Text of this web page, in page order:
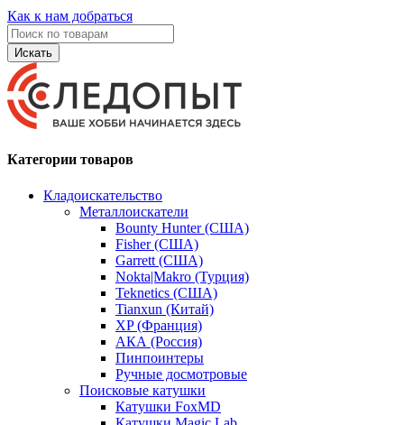
Как к нам добраться
Искать
Категории товаров
Кладоискательство
Металлоискатели
Bounty Hunter (США)
Fisher (США)
Garrett (США)
Nokta|Makro (Турция)
Teknetics (США)
Tianxun (Китай)
XP (Франция)
АКА (Россия)
Пинпоинтеры
Ручные досмотровые
Поисковые катушки
Катушки FoxMD